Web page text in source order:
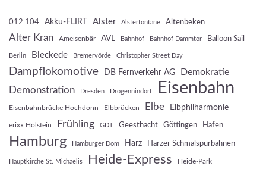
012 104 Akku-FLIRT Alster Alsterfontäne Altenbeken
Alter Kran Ameisenbär AVL Bahnhof Bahnhof Dammtor Balloon Sail
Berlin Bleckede Bremervörde Christopher Street Day
Dampflokomotive DB Fernverkehr AG Demokratie
Demonstration Dresden Drögennindorf Eisenbahn
Eisenbahnbrücke Hochdonn Elbbrücken Elbe Elbphilharmonie
erixx Holstein Frühling GDT Geesthacht Göttingen Hafen
Hamburg Hamburger Dom Harz Harzer Schmalspurbahnen
Hauptkirche St. Michaelis Heide-Express Heide-Park